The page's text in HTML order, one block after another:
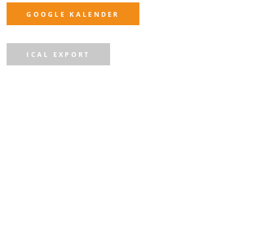
GOOGLE KALENDER
ICAL EXPORT